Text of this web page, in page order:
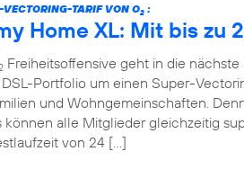
VECTORING-TARIF VON O2 :
Home XL: Mit bis zu
Freiheitsoffensive geht in die
DSL-Portfolio um einen Super-
und Wohngemeinschaften.
können alle Mitglieder gleichzeitig
von 24 […]